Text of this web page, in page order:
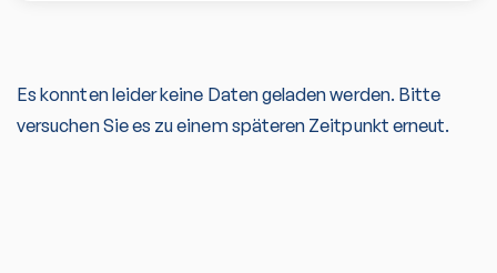
Es konnten leider keine Daten geladen werden. Bitte
versuchen Sie es zu einem späteren Zeitpunkt erneut.